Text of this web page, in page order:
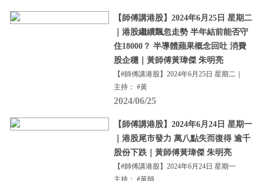
【師傅講港股】2024年6月25日 星期二
｜港股繼續飄忽走勢 半年結前能否守
住18000？ 半導體蘋果概念回吐 消費
股企穩｜黃師傅黃瑋傑 朱明亮
【#師傅講港股】2024年6月25日 星期二｜
主持： #黃
2024/06/25
【師傅講港股】2024年6月24日 星期一
｜港股尾市發力 萬八點失而復得 逾千
股份下跌｜黃師傅黃瑋傑 朱明亮
【#師傅講港股】2024年6月24日 星期一